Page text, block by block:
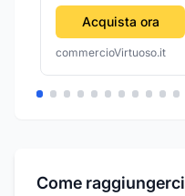
Acquista ora
commercioVirtuoso.it
Come raggiungerci